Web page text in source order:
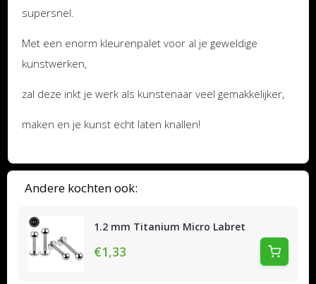
Andere kochten ook:
1.2 mm Titanium Micro Labret
€1,33
supersnel.
Met een enorm kleurenpalet voor al je geweldige
kunstwerken,
zal deze inkt je werk als kunstenaar veel gemakkelijker,
maken en je kunst echt laten knallen!